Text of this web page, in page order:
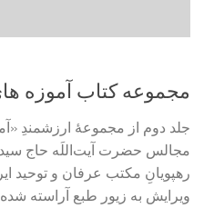
مجموعه کتاب آموزه
جلد دوم از مجموعۀ ارزشمندِ
مجالس حضرت آیت‌اللَه حاج
رهپویانِ مکتب عرفان و توحید
ویرایش به زیور طبع آراسته